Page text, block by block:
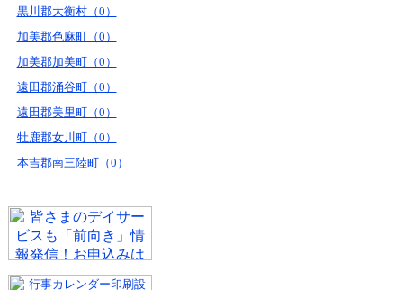
黒川郡大衡村（0）
加美郡色麻町（0）
加美郡加美町（0）
遠田郡涌谷町（0）
遠田郡美里町（0）
牡鹿郡女川町（0）
本吉郡南三陸町（0）